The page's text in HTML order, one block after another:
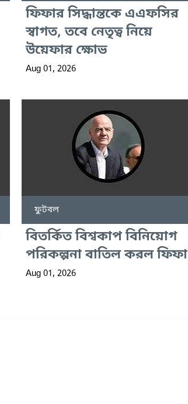
ফিফার সিদ্ধান্তকে এএফসির
স্বাগত, তবে নেতৃত্ব নিয়ে
উয়েফার ক্ষোভ
Aug 01, 2026
ফুটবল
বিতর্কিত বিশ্বকাপ বিনিয়োগ
পরিকল্পনা বাতিল করল ফিফা
Aug 01, 2026